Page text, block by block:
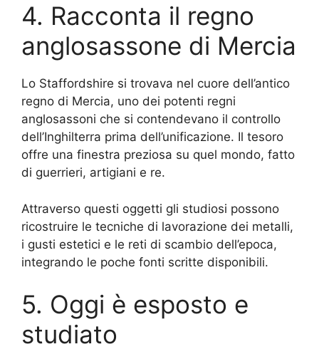
4. Racconta il regno
anglosassone di Mercia
Lo Staffordshire si trovava nel cuore dell’antico
regno di Mercia, uno dei potenti regni
anglosassoni che si contendevano il controllo
dell’Inghilterra prima dell’unificazione. Il tesoro
offre una finestra preziosa su quel mondo, fatto
di guerrieri, artigiani e re.
Attraverso questi oggetti gli studiosi possono
ricostruire le tecniche di lavorazione dei metalli,
i gusti estetici e le reti di scambio dell’epoca,
integrando le poche fonti scritte disponibili.
5. Oggi è esposto e
studiato